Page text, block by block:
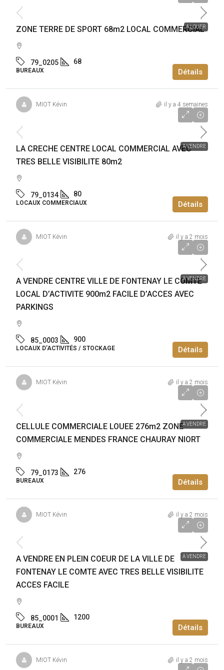
A LOUER
ZONE TERRE DE SPORT 68m2 LOCAL COMMERCIAL
79_0205 68
BUREAUX Détails
MIOT Kévin il y a 4 semaines
A VENDRE
LA CRECHE CENTRE LOCAL COMMERCIAL AVEC
TRES BELLE VISIBILITE 80m2
79_0134 80
LOCAUX COMMERCIAUX Détails
MIOT Kévin il y a 2 mois
A VENDRE
A VENDRE CENTRE VILLE DE FONTENAY LE COMTE
LOCAL D’ACTIVITE 900m2 FACILE D’ACCES AVEC
PARKINGS
85_0003 900
LOCAUX D’ACTIVITÉS / STOCKAGE Détails
MIOT Kévin il y a 2 mois
A VENDRE
CELLULE COMMERCIALE LOUEE 276m2 ZONE
COMMERCIALE MENDES FRANCE CHAURAY NIORT
79_0173 276
BUREAUX Détails
MIOT Kévin il y a 2 mois
A VENDRE
A VENDRE EN PLEIN COEUR DE LA VILLE DE
FONTENAY LE COMTE AVEC TRES BELLE VISIBILITE
ACCES FACILE
85_0001 1200
BUREAUX Détails
MIOT Kévin il y a 2 mois